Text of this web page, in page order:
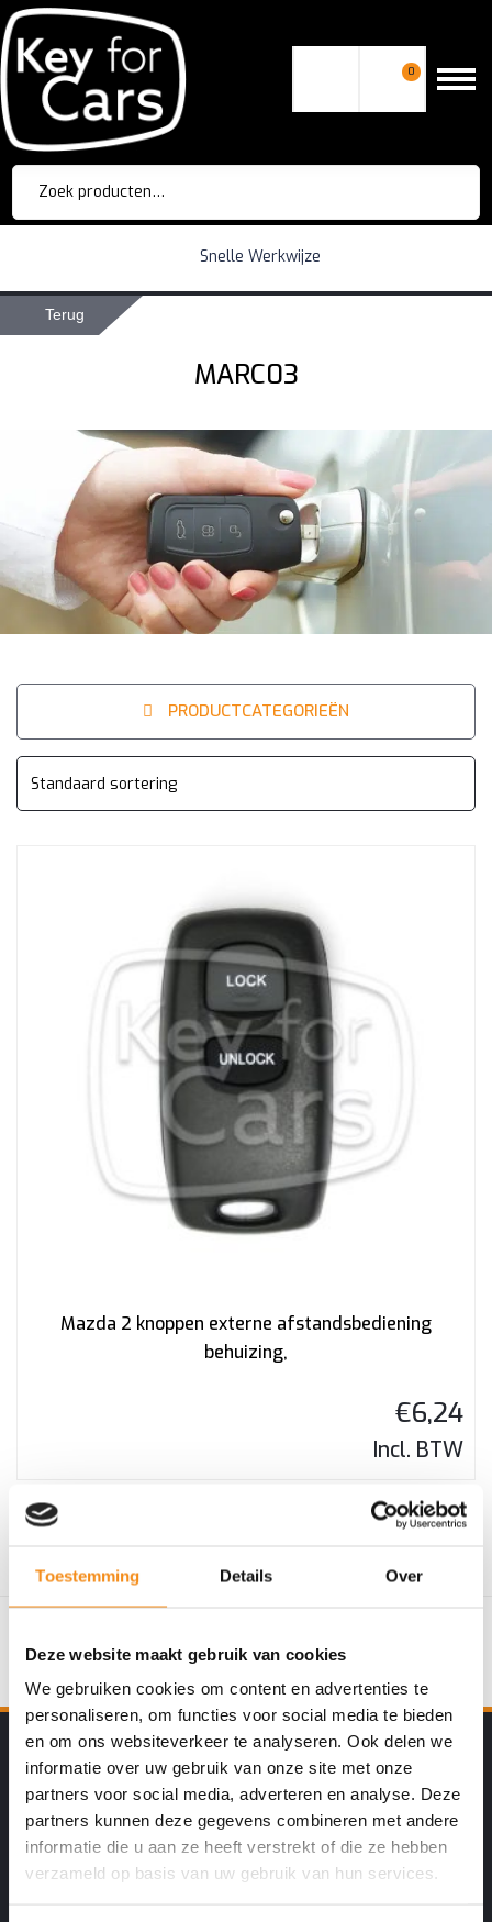
Toestemming Details Over
Deze website maakt gebruik van cookies
We gebruiken cookies om content en advertenties te
personaliseren, om functies voor social media te bieden
en om ons websiteverkeer te analyseren. Ook delen we
informatie over uw gebruik van onze site met onze
partners voor social media, adverteren en analyse. Deze
partners kunnen deze gegevens combineren met andere
informatie die u aan ze heeft verstrekt of die ze hebben
verzameld op basis van uw gebruik van hun services.
0
Zoeken
naar:
Snelle Werkwijze
Terug
MARC03
PRODUCTCATEGORIEËN
Mazda 2 knoppen externe afstandsbediening
behuizing,
€6,24
Incl. BTW
De Specialist in Nederland
Goede service en garantie